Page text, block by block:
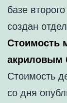
базе
создан
Стоимость
акриловым
Стоимость
со дня